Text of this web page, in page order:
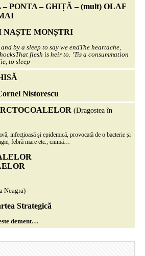
PONTA – GHIȚĂ – (mult) OLAF
MONȘTRI
by a sleep to say we endThe heartache,
That flesh is heir to. ‘Tis a consummation
to sleep –
Nistorescu
(Dragostea în
infecțioasă și epidemică, provocată de o bacterie și
febră mare etc.; ciumă…
Neagra) –
Strategică
dement…